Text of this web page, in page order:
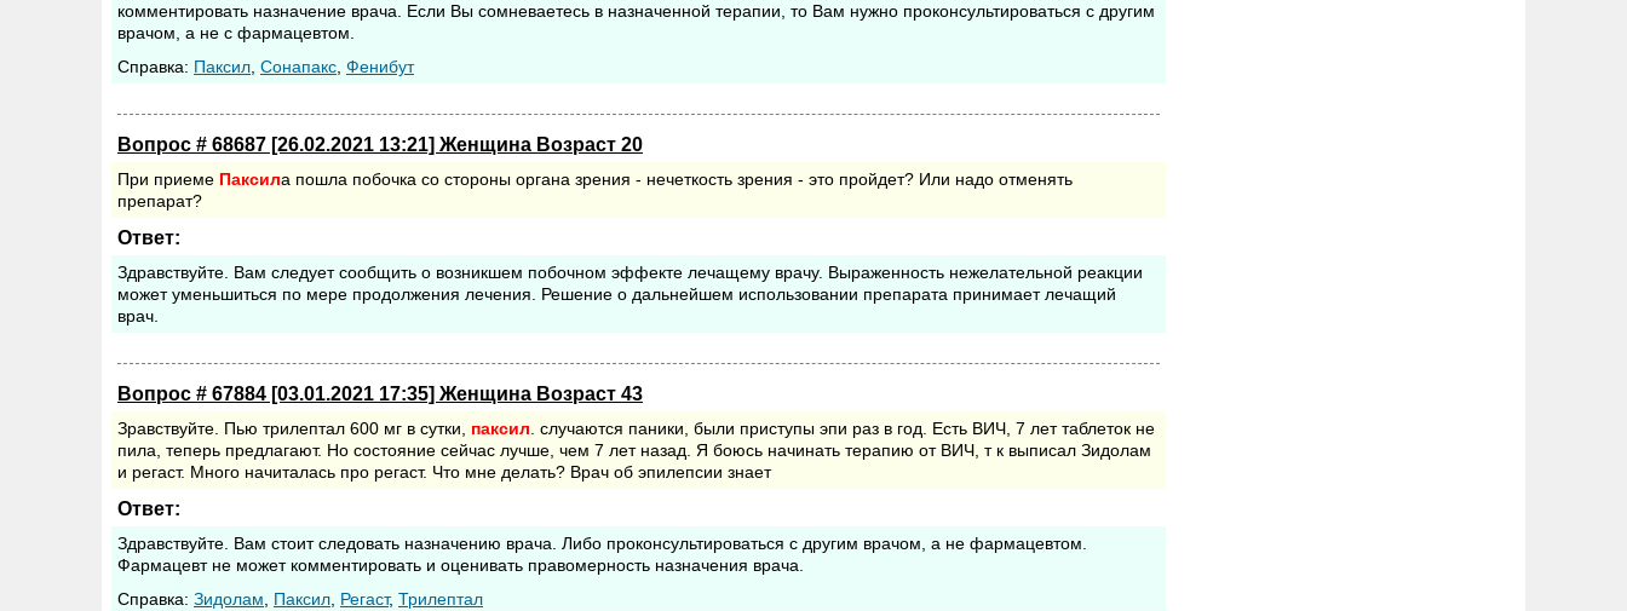
комментировать назначение врача. Если Вы сомневаетесь в назначенной терапии, то Вам нужно проконсультироваться с другим
врачом, а не с фармацевтом.
Cправка: Паксил Сонапакс Фенибут
Вопрос # 68687 [26.02.2021 13:21] Женщина Возраст 20
При приеме Паксила пошла побочка со стороны органа зрения - нечеткость зрения - это пройдет? Или надо отменять
препарат?
Ответ:
Здравствуйте. Вам следует сообщить о возникшем побочном эффекте лечащему врачу. Выраженность нежелательной реакции
может уменьшиться по мере продолжения лечения. Решение о дальнейшем использовании препарата принимает лечащий
врач.
Вопрос # 67884 [03.01.2021 17:35] Женщина Возраст 43
Зравствуйте. Пью трилептал 600 мг в сутки, паксил . случаются паники, были приступы эпи раз в год. Есть ВИЧ, 7 лет таблеток не
пила, теперь предлагают. Но состояние сейчас лучше, чем 7 лет назад. Я боюсь начинать терапию от ВИЧ, т к выписал Зидолам
и регаст. Много начиталась про регаст. Что мне делать? Врач об эпилепсии знает
Ответ:
Здравствуйте. Вам стоит следовать назначению врача. Либо проконсультироваться с другим врачом, а не фармацевтом.
Фармацевт не может комментировать и оценивать правомерность назначения врача.
Cправка: Зидолам Паксил Регаст, Трилептал